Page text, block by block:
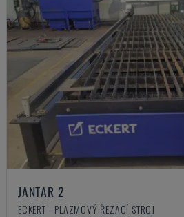
JANTAR 2
ECKERT - PLAZMOVÝ ŘEZACÍ STROJ